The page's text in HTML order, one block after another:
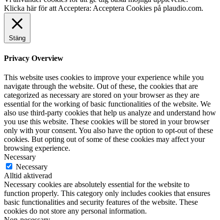
Klicka här för att Acceptera: Acceptera Cookies på plaudio.com.
Stäng
Privacy Overview
This website uses cookies to improve your experience while you
navigate through the website. Out of these, the cookies that are
categorized as necessary are stored on your browser as they are
essential for the working of basic functionalities of the website. We
also use third-party cookies that help us analyze and understand how
you use this website. These cookies will be stored in your browser
only with your consent. You also have the option to opt-out of these
cookies. But opting out of some of these cookies may affect your
browsing experience.
Necessary
Necessary
Alltid aktiverad
Necessary cookies are absolutely essential for the website to
function properly. This category only includes cookies that ensures
basic functionalities and security features of the website. These
cookies do not store any personal information.